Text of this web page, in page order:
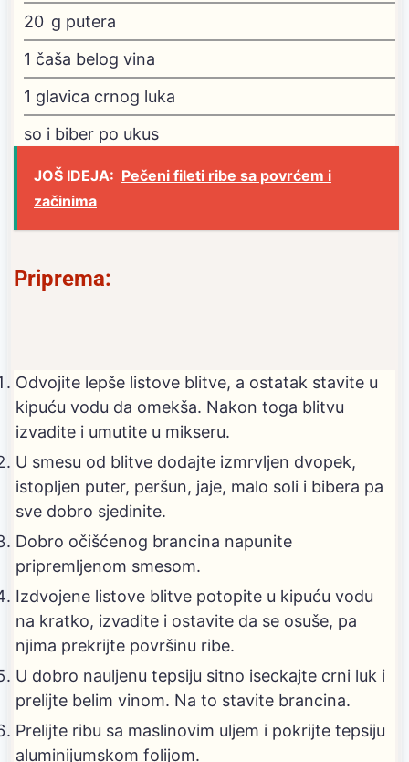
20 g putera
1 čaša belog vina
1 glavica crnog luka
so i biber po ukus
JOŠ IDEJA: Pečeni fileti ribe sa povrćem i
začinima
Priprema:
Odvojite lepše listove blitve, a ostatak stavite u
kipuću vodu da omekša. Nakon toga blitvu
izvadite i umutite u mikseru.
U smesu od blitve dodajte izmrvljen dvopek,
istopljen puter, peršun, jaje, malo soli i bibera pa
sve dobro sjedinite.
Dobro očišćenog brancina napunite
pripremljenom smesom.
Izdvojene listove blitve potopite u kipuću vodu
na kratko, izvadite i ostavite da se osuše, pa
njima prekrijte površinu ribe.
U dobro nauljenu tepsiju sitno iseckajte crni luk i
prelijte belim vinom. Na to stavite brancina.
Prelijte ribu sa maslinovim uljem i pokrijte tepsiju
aluminijumskom folijom.